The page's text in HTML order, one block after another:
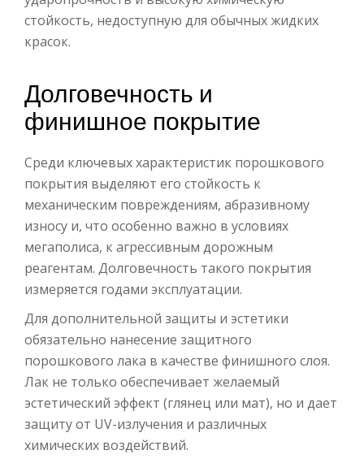
стойкость, недоступную для обычных жидких
красок.
Долговечность и
финишное покрытие
Среди ключевых характеристик порошкового
покрытия выделяют его стойкость к
механическим повреждениям, абразивному
износу и, что особенно важно в условиях
мегаполиса, к агрессивным дорожным
реагентам. Долговечность такого покрытия
измеряется годами эксплуатации.
Для дополнительной защиты и эстетики
обязательно нанесение защитного
порошкового лака в качестве финишного слоя.
Лак не только обеспечивает желаемый
эстетический эффект (глянец или мат), но и дает
защиту от UV-излучения и различных
химических воздействий.